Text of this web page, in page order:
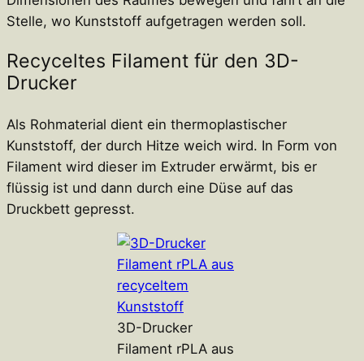
Stelle, wo Kunststoff aufgetragen werden soll.
Recyceltes Filament für den 3D-
Drucker
Als Rohmaterial dient ein thermoplastischer
Kunststoff, der durch Hitze weich wird. In Form von
Filament wird dieser im Extruder erwärmt, bis er
flüssig ist und dann durch eine Düse auf das
Druckbett gepresst.
3D-Drucker
Filament rPLA aus